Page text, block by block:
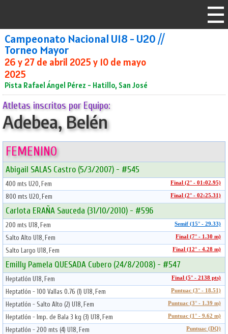
Campeonato Nacional U18 - U20 //
Torneo Mayor
26 y 27 de abril 2025 y 10 de mayo
2025
Pista Rafael Ángel Pérez - Hatillo, San José
Atletas inscritos por Equipo:
Adebea, Belén
FEMENINO
Abigail SALAS Castro (5/3/2007) - #545
400 mts U20, Fem Final (2° - 01:02.95)
800 mts U20, Fem Final (2° - 02:25.31)
Carlota ERAÑA Sauceda (31/10/2010) - #596
200 mts U18, Fem Semif (15° - 29.33)
Salto Alto U18, Fem Final (7° - 1.30 m)
Salto Largo U18, Fem Final (12° - 4.28 m)
Emilly Pamela QUESADA Cubero (24/8/2008) - #547
Heptatlón U18, Fem Final (5° - 2138 pts)
Heptatlón - 100 Vallas 0.76 (1) U18, Fem Puntuac (3° - 18.51)
Heptatlón - Salto Alto (2) U18, Fem Puntuac (3° - 1.39 m)
Heptatlón - Imp. de Bala 3 kg (3) U18, Fem Puntuac (1° - 9.62 m)
Heptatlón - 200 mts (4) U18, Fem Puntuac (DQ)